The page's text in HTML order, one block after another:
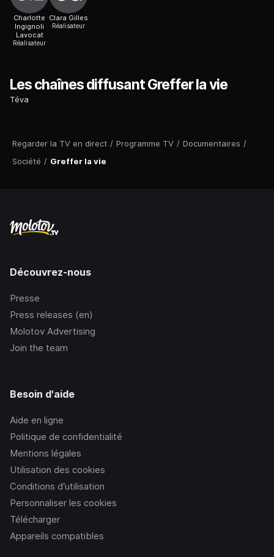
Regarder la TV en direct / Programme TV / Documentaires /
Société / Greffer la vie
Charlotte
Ingignoli
Lavocat
Réalisateur
Clara Gilles
Réalisateur
Les chaînes diffusant Greffer la vie
Téva
Découvrez-nous
Presse
Press releases (en)
Molotov Advertising
Join the team
Besoin d'aide
Aide en ligne
Politique de confidentialité
Mentions légales
Utilisation des cookies
Conditions d’utilisation
Personnaliser les cookies
Télécharger
Appareils compatibles